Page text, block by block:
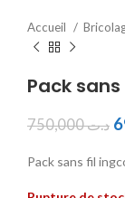
Accueil
Pack
د.ت750,000
Pack sans fil